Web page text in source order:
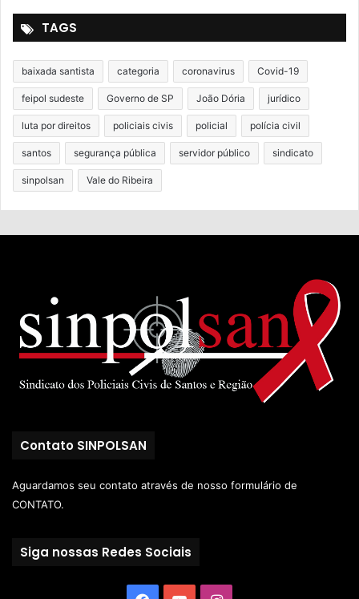
TAGS
baixada santista categoria coronavirus Covid-19
feipol sudeste Governo de SP João Dória jurídico
luta por direitos policiais civis policial polícia civil
santos segurança pública servidor público sindicato
sinpolsan Vale do Ribeira
Contato SINPOLSAN
Aguardamos seu contato através de nosso formulário de
CONTATO.
Siga nossas Redes Sociais